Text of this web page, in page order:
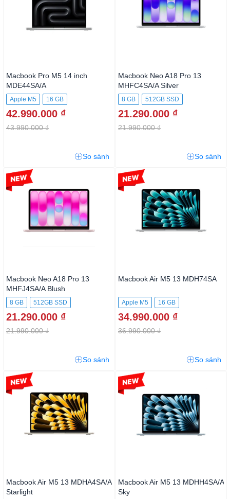
Macbook Pro M5 14 inch
MDE44SA/A
Apple M5
16 GB
512GB SSD
42.990.000 ₫
43.990.000 ₫
So sánh
Macbook Neo A18 Pro 13
MHFC4SA/A Silver
8 GB 512GB SSD
21.290.000 ₫
21.990.000 ₫
So sánh
Macbook Neo A18 Pro 13
MHFJ4SA/A Blush
8 GB 512GB SSD
21.290.000 ₫
21.990.000 ₫
-3%
So sánh
Macbook Air M5 13 MDH74SA
Apple M5
16 GB
512GB SSD
34.990.000 ₫
36.990.000 ₫
-5%
So sánh
Macbook Air M5 13
MDHA4SA/A Starlight
-5%
Macbook Air M5 13
MDHH4SA/A Sky
-5%